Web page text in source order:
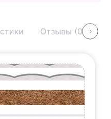
Отзывы (0)